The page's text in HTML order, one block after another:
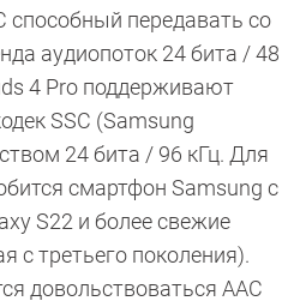
способный передавать со
аудиопоток 24 бита / 48
4 Pro поддерживают
SSC (Samsung
24 бита / 96 кГц. Для
смартфон Samsung с
S22 и более свежие
с третьего поколения).
довольствоваться AAC